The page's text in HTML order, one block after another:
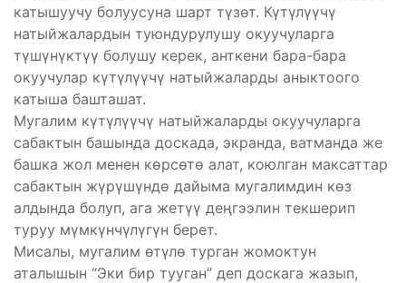
катышуучу болуусуна шарт түзөт. Күтүлүүчү
натыйжалардын туюндурулушу окуучуларга
түшүнүктүү болушу керек, анткени бара-бара
окуучулар күтүлүүчү натыйжаларды аныктоого
катыша башташат.
Мугалим күтүлүүчү натыйжаларды окуучуларга
сабактын башында доскада, экранда, ватманда же
башка жол менен көрсөтө алат, коюлган максаттар
сабактын жүрүшүндө дайыма мугалимдин көз
алдында болуп, ага жетүү деңгээлин текшерип
туруу мүмкүнчүлүгүн берет.
Мисалы, мугалим өтүлө турган жомоктун
аталышын “Эки бир тууган” деп доскага жазып,